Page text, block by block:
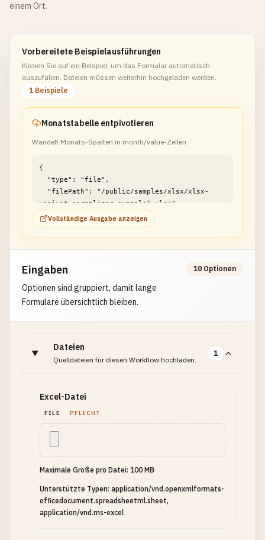
einem Ort.
Vorbereitete Beispielausführungen
Klicken Sie auf ein Beispiel, um das Formular automatisch
auszufüllen. Dateien müssen weiterhin hochgeladen werden.
1 Beispiele
Monatstabelle entpivotieren
Wandelt Monats-Spalten in month/value-Zeilen
{
unpivot-normalizer-example1.xlsx"
}
Vollständige Ausgabe anzeigen
Eingaben
Optionen sind gruppiert, damit lange
Formulare übersichtlich bleiben.
10 Optionen
Dateien
Quelldateien für diesen Workflow hochladen.
1
Excel-Datei
FILE PFLICHT
Maximale Größe pro Datei: 100 MB
Unterstützte Typen: application/vnd.openxmlformats-
officedocument.spreadsheetml.sheet,
application/vnd.ms-excel